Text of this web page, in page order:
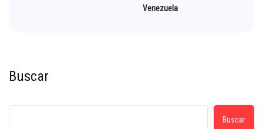
Venezuela
Buscar
Buscar